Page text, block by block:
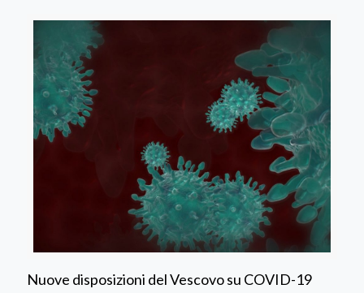
Nuove disposizioni del Vescovo su COVID-19